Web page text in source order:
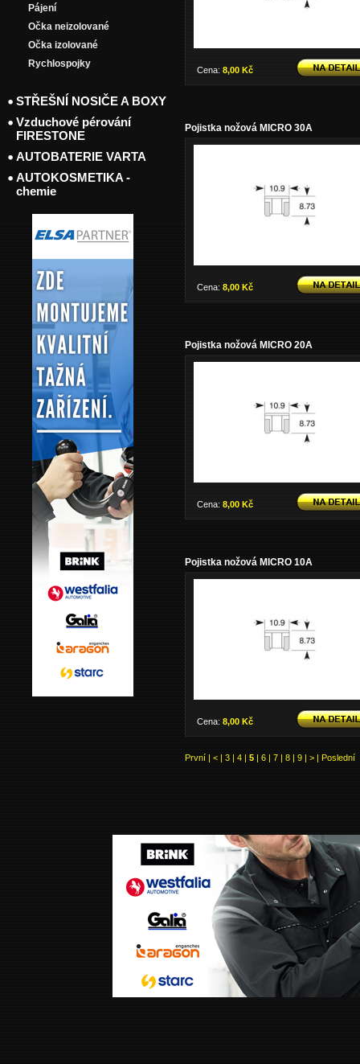
Cena: 8,00 Kč
Pojistka nožová MICRO 30A
Cena: 8,00 Kč
Pojistka nožová MICRO 20A
Cena: 8,00 Kč
Pojistka nožová MICRO 10A
Cena: 8,00 Kč
První | < | 3 | 4 | 5 | 6 | 7 | 8 | 9 | > | Poslední
Pájení
Očka neizolované
Očka izolované
Rychlospojky
STŘEŠNÍ NOSIČE A BOXY
Vzduchové pérování
FIRESTONE
AUTOBATERIE VARTA
AUTOKOSMETIKA -
chemie